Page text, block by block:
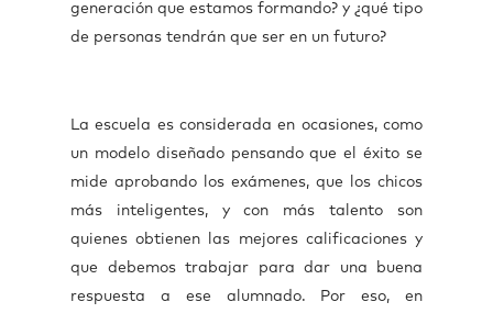
generación que estamos formando? y ¿qué tipo
de personas tendrán que ser en un futuro?
La escuela es considerada en ocasiones, como
un modelo diseñado pensando que el éxito se
mide aprobando los exámenes, que los chicos
más inteligentes, y con más talento son
quienes obtienen las mejores calificaciones y
que debemos trabajar para dar una buena
respuesta a ese alumnado. Por eso, en